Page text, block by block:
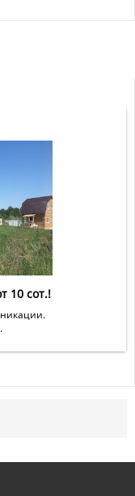
10 сот.!